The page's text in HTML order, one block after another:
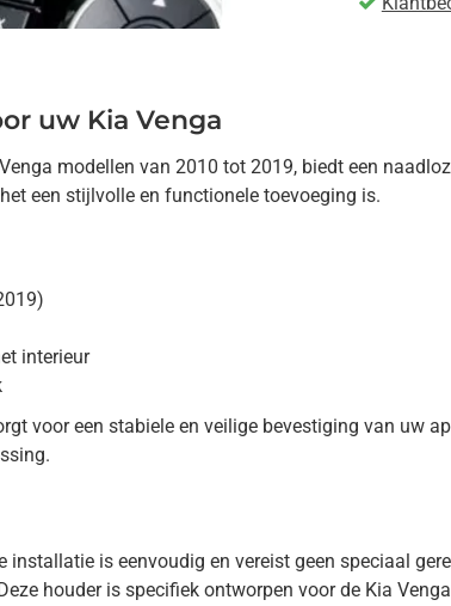
uw Kia Venga
modellen van 2010 tot 2019, biedt een
een stijlvolle en functionele toevoeging is.
interieur
voor een stabiele en veilige bevestiging van uw
installatie is eenvoudig en vereist geen speciaal
houder is specifiek ontworpen voor de Kia